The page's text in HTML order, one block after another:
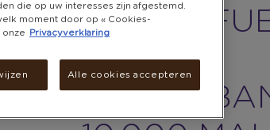
XTORM
SERIES 5
die op uw interesses zijn afgestemd.
moment door op « Cookies-
onze
Privacyverklaring
Alle cookies accepteren